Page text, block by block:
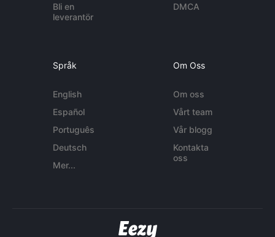
Bli en
leverantör
DMCA
Språk
English
Español
Português
Deutsch
Mer...
Om Oss
Om oss
Vårt team
Vår blogg
Kontakta
oss